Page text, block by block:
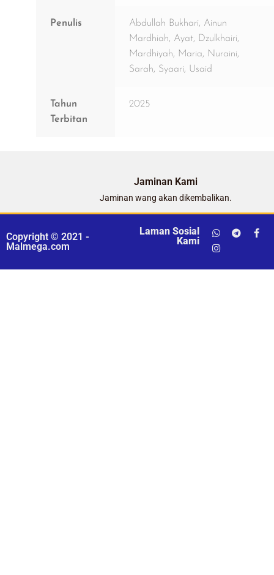
Penulis
Abdullah Bukhari, Ainun
Mardhiah, Ayat, Dzulkhairi,
Mardhiyah, Maria, Nuraini,
Sarah, Syaari, Usaid
Tahun
Terbitan
2025
Jaminan Kami
Jaminan wang akan dikembalikan.
Copyright © 2021 -
Malmega.com
Laman Sosial
Kami